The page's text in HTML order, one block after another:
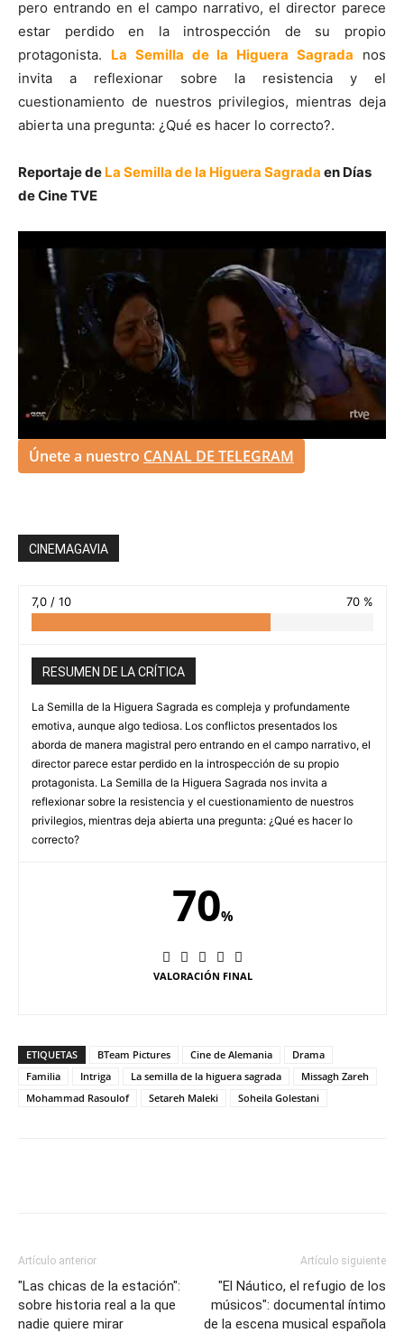
pero entrando en el campo narrativo, el director parece
estar perdido en la introspección de su propio
protagonista. La Semilla de la Higuera Sagrada nos
invita a reflexionar sobre la resistencia y el
cuestionamiento de nuestros privilegios, mientras deja
abierta una pregunta: ¿Qué es hacer lo correcto?.
Reportaje de La Semilla de la Higuera Sagrada en Días
de Cine TVE
Únete a nuestro CANAL DE TELEGRAM
CINEMAGAVIA
7,0 / 10 70 %
RESUMEN DE LA CRÍTICA
La Semilla de la Higuera Sagrada es compleja y profundamente
emotiva, aunque algo tediosa. Los conflictos presentados los
aborda de manera magistral pero entrando en el campo narrativo, el
director parece estar perdido en la introspección de su propio
protagonista. La Semilla de la Higuera Sagrada nos invita a
reflexionar sobre la resistencia y el cuestionamiento de nuestros
privilegios, mientras deja abierta una pregunta: ¿Qué es hacer lo
correcto?
70%
VALORACIÓN FINAL
ETIQUETAS BTeam Pictures Cine de Alemania
Drama
Familia
Intriga La semilla de la higuera sagrada
Missagh Zareh
Mohammad Rasoulof
Setareh Maleki Soheila Golestani
Artículo anterior
"Las chicas de la estación":
sobre historia real a la que
nadie quiere mirar
Artículo siguiente
"El Náutico, el refugio de los
músicos": documental íntimo
de la escena musical española